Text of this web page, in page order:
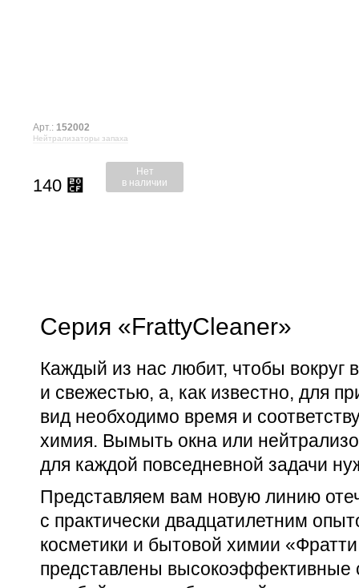
Нейтрализаторы запаха
Арт.: 152002
140 ⃏
Нет
в наличии
Серия «FrattyCleaner»
Каждый из нас любит, чтобы вокруг
и свежестью, а, как известно, для
вид необходимо время и
химия. Вымыть окна или
для каждой повседневной задачи
Представляем вам новую линию
с практически двадцатилетним
косметики и бытовой химии
представлены высокоэффективные